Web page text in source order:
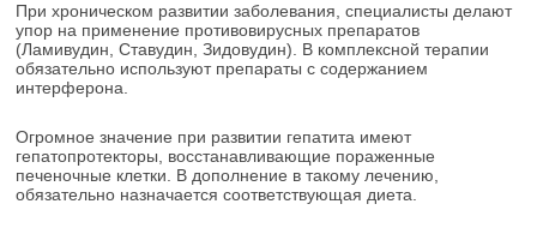
При хроническом развитии заболевания, специалисты делают
упор на применение противовирусных препаратов
(Ламивудин, Ставудин, Зидовудин). В комплексной терапии
обязательно используют препараты с содержанием
интерферона.
Огромное значение при развитии гепатита имеют
гепатопротекторы, восстанавливающие пораженные
печеночные клетки. В дополнение в такому лечению,
обязательно назначается соответствующая диета.